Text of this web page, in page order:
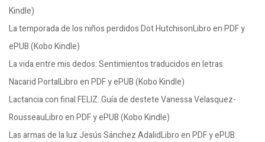
Kindle)
La temporada de los niños perdidos Dot HutchisonLibro en PDF y
ePUB (Kobo Kindle)
La vida entre mis dedos: Sentimientos traducidos en letras
Nacarid PortalLibro en PDF y ePUB (Kobo Kindle)
Lactancia con final FELIZ: Guía de destete Vanessa Velasquez-
RousseauLibro en PDF y ePUB (Kobo Kindle)
Las armas de la luz Jesús Sánchez AdalidLibro en PDF y ePUB